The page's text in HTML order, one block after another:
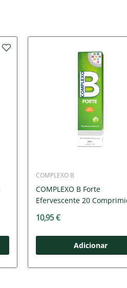
COMPLEXO B
COMPLEXO B Forte
Efervescente 20
10,95 €
Adicionar